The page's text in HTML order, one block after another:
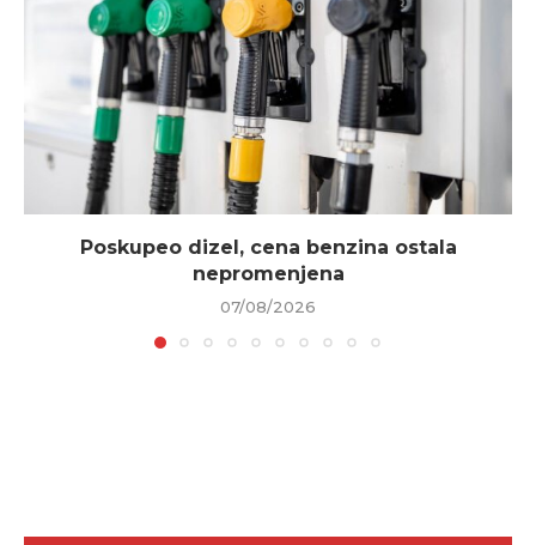
Poskupeo dizel, cena benzina ostala
nepromenjena
07/08/2026